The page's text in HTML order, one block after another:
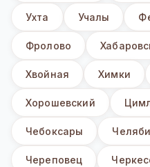
Ухта Учалы
Фролово
Хвойная Химки
Хорошевский
Чебоксары
Череповец